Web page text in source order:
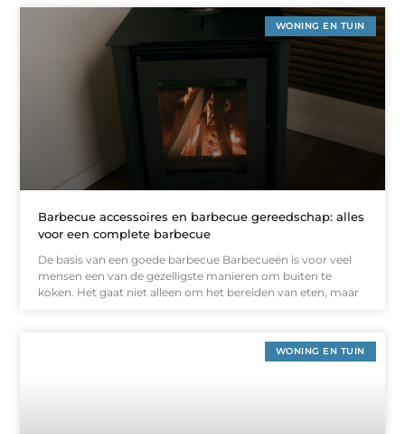
WONING EN TUIN
Barbecue accessoires en barbecue gereedschap: alles
voor een complete barbecue
De basis van een goede barbecue Barbecueën is voor veel
mensen een van de gezelligste manieren om buiten te
koken. Het gaat niet alleen om het bereiden van eten, maar
WONING EN TUIN